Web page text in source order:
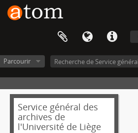
Parcourir
Service général des
archives de
l'Université de Liège